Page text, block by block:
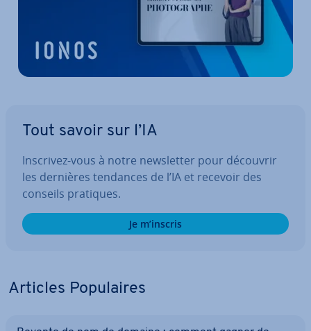
Tout savoir sur l’IA
Inscrivez-vous à notre news­let­ter pour découvrir
les dernières tendances de l’IA et recevoir des
conseils pratiques.
Je m’inscris
Articles Po­pu­laires